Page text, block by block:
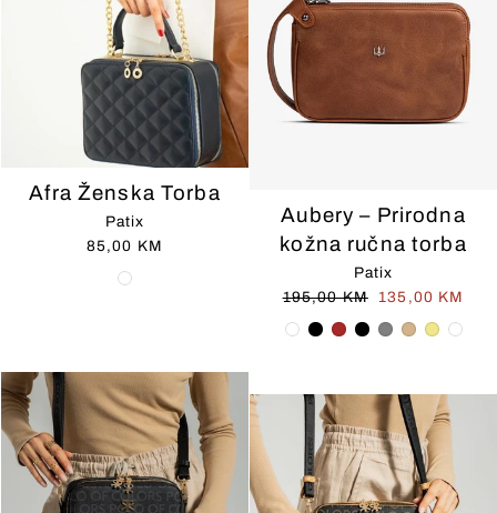
Afra Ženska Torba
Patix
85,00 KM
Aubery – Prirodna
kožna ručna torba
Patix
Redovna
195,00 KM
Cijena
prodaji
135,00 KM